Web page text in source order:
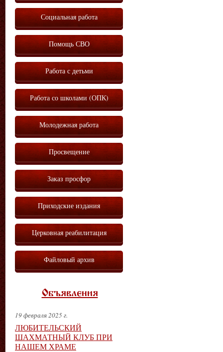
Социальная работа
Помощь СВО
Работа с детьми
Работа со школами (ОПК)
Молодежная работа
Просвещение
Заказ просфор
Приходские издания
Церковная реабилитация
Файловый архив
Объявления
19 февраля 2025 г.
ЛЮБИТЕЛЬСКИЙ
ШАХМАТНЫЙ КЛУБ ПРИ
НАШЕМ ХРАМЕ